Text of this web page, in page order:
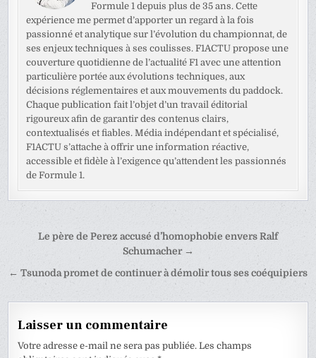
Formule 1 depuis plus de 35 ans. Cette
expérience me permet d’apporter un regard à la fois
passionné et analytique sur l’évolution du championnat, de
ses enjeux techniques à ses coulisses. F1ACTU propose une
couverture quotidienne de l’actualité F1 avec une attention
particulière portée aux évolutions techniques, aux
décisions réglementaires et aux mouvements du paddock.
Chaque publication fait l’objet d’un travail éditorial
rigoureux afin de garantir des contenus clairs,
contextualisés et fiables. Média indépendant et spécialisé,
F1ACTU s’attache à offrir une information réactive,
accessible et fidèle à l’exigence qu’attendent les passionnés
de Formule 1.
Navigation
l’article
Le père de Perez accusé d’homophobie envers Ralf
Schumacher →
← Tsunoda promet de continuer à démolir tous ses coéquipiers
Laisser un commentaire
Votre adresse e-mail ne sera pas publiée. Les champs